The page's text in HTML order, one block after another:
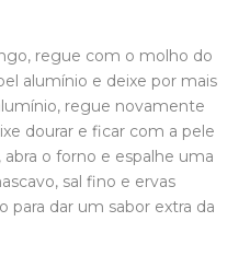
regue com o molho do
alumínio e deixe por mais
regue novamente
dourar e ficar com a pele
o forno e espalhe uma
sal fino e ervas
para dar um sabor extra da